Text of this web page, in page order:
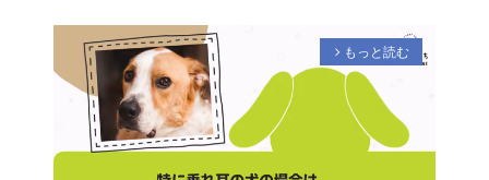
arrow_forward_ios もっと読む